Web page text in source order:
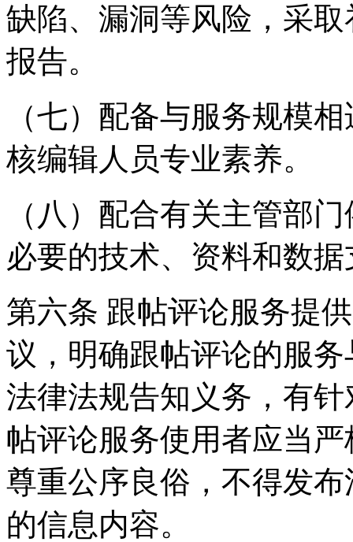
缺陷、漏洞等风险，采
报告。
（七）配备与服务规模
核编辑人员专业素养。
（八）配合有关主管部
必要的技术、资料和数
第六条 跟帖评论服务提
议，明确跟帖评论的服
法律法规告知义务，有
帖评论服务使用者应当
尊重公序良俗，不得发
的信息内容。